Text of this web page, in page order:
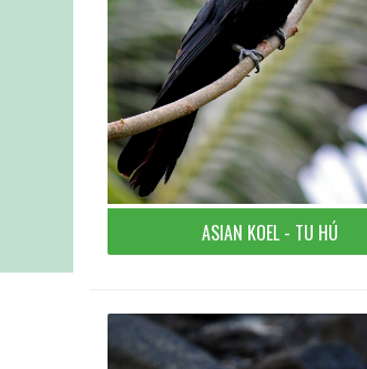
ASIAN KOEL - TU HÚ